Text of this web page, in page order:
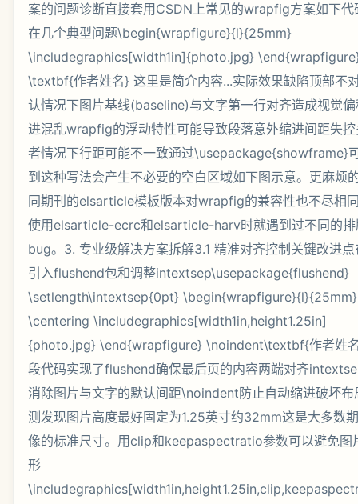
案的问题诊断直接套用CSDN上常见的wrapfig方案如下代
在几个典型问题\begin{wrapfigure}{l}{25mm}
\includegraphics[width1in]{photo.jpg}
\textbf{作者姓名} 这里是简介内容...实际效果缺陷顶部不
认情况下图片基线(baseline)与文字第一行对齐造成视觉
进混乱wrapfig的浮动特性可能导致段落意外缩进间距失
者情况下行距可能不一致通过\usepackage{showframe}
到这种写法会产生不必要的空白区域如下图示意。更麻烦
同期刊的elsarticle模板版本对wrapfig的兼容性也不尽相
使用elsarticle-ecrc和elsarticle-harv时就遇到过不同的排
bug。3. 专业级解决方案拆解3.1 精准对齐控制关键改进点
引入flushend包和调整intextsep\usepackage{flushend}
\setlength\intextsep{0pt} \begin{wrapfigure}{l}{25mm}
\centering \includegraphics[width1in,height1.25in]
{photo.jpg} \end{wrapfigure} \noindent\textbf{作者姓
段代码实现了flushend确保最后页的内容两端对齐
消除图片与文字的默认间距\noindent防止自动缩进破坏布
测发现图片高度最好固定为1.25英寸约32mm这是大多数
像的标准尺寸。用clip和keepaspectratio参数可以避免图
形